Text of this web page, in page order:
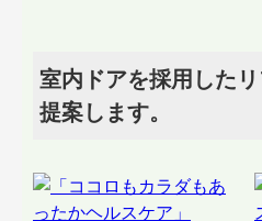
室内ドアを採用した
提案します。